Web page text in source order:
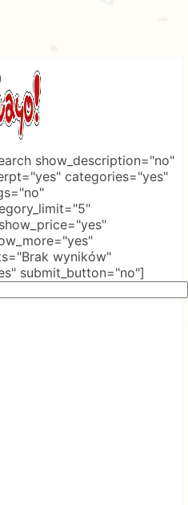
show_description="no"
categories="yes"
wyników"
submit_button="no"]